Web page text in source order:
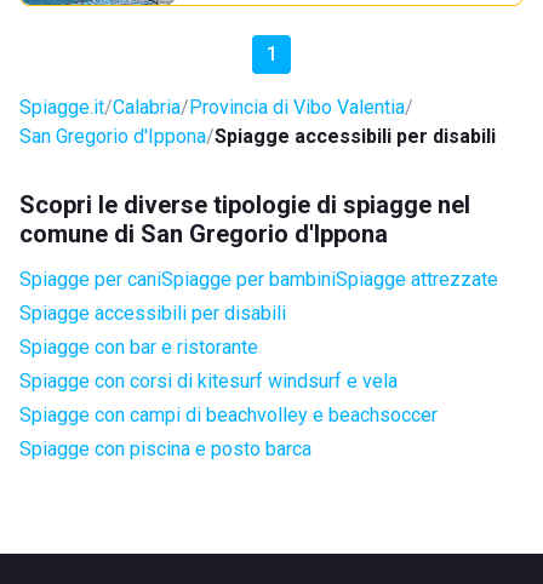
1
Spiagge.it Calabria Provincia di Vibo Valentia
San Gregorio d'Ippona Spiagge accessibili per disabili
Scopri le diverse tipologie di spiagge nel
comune di San Gregorio d'Ippona
Spiagge per caniSpiagge per bambiniSpiagge attrezzate
Spiagge accessibili per disabili
Spiagge con bar e ristorante
Spiagge con corsi di kitesurf windsurf e vela
Spiagge con campi di beachvolley e beachsoccer
Spiagge con piscina e posto barca